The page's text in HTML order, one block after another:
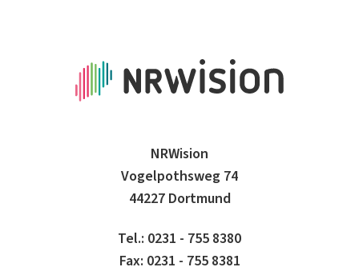
NRWision
Vogelpothsweg 74
44227 Dortmund
Tel.: 0231 - 755 8380
Fax: 0231 - 755 8381